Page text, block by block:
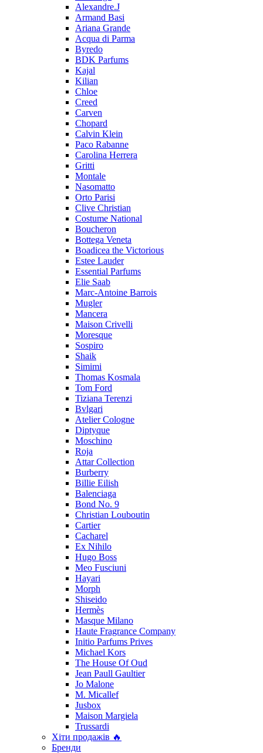
Alexandre.J
Armand Basi
Ariana Grande
Acqua di Parma
Byredo
BDK Parfums
Kajal
Kilian
Chloe
Creed
Carven
Chopard
Calvin Klein
Paco Rabanne
Carolina Herrera
Gritti
Montale
Nasomatto
Orto Parisi
Clive Christian
Costume National
Boucheron
Bottega Veneta
Boadicea the Victorious
Estee Lauder
Essential Parfums
Elie Saab
Marc-Antoine Barrois
Mugler
Mancera
Maison Crivelli
Moresque
Sospiro
Shaik
Simimi
Thomas Kosmala
Tom Ford
Tiziana Terenzi
Bvlgari
Atelier Cologne
Diptyque
Moschino
Roja
Attar Collection
Burberry
Billie Eilish
Balenciaga
Bond No. 9
Christian Louboutin
Cartier
Cacharel
Ex Nihilo
Hugo Boss
Meo Fusciuni
Hayari
Morph
Shiseido
Hermès
Masque Milano
Haute Fragrance Company
Initio Parfums Prives
Michael Kors
The House Of Oud
Jean Paull Gaultier
Jo Malone
M. Micallef
Jusbox
Maison Margiela
Trussardi
Хіти продажів 🔥
Бренди